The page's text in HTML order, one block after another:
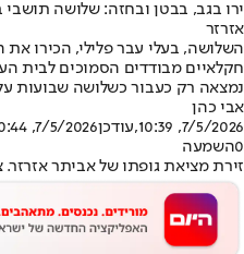
ירו בגב, בבטן ובחזה: שלושה
אזרזר
השלושה, בעלי עבר פלילי, הכירו את
חקלאיים מבודדים הסמוכים לבית
נמצאה רק כעבור כשלושה שבועות
אבי כהן
7/5/2026, 10:39
,עודכן7/5/2026, 10:44
0השמעה
זירת מציאת גופתו של אביתר אזרזר.